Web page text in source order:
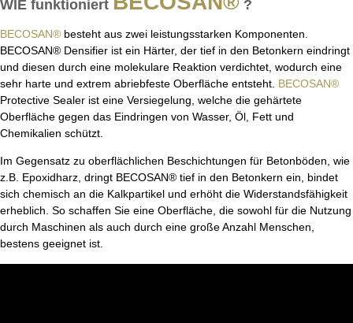
WIE funktioniert ?
BECOSAN® besteht aus zwei leistungsstarken Komponenten.
BECOSAN® Densifier ist ein Härter, der tief in den Betonkern eindringt
und diesen durch eine molekulare Reaktion verdichtet, wodurch eine
sehr harte und extrem abriebfeste Oberfläche entsteht. BECOSAN®
Protective Sealer ist eine Versiegelung, welche die gehärtete
Oberfläche gegen das Eindringen von Wasser, Öl, Fett und
Chemikalien schützt.
Im Gegensatz zu oberflächlichen Beschichtungen für Betonböden, wie
z.B. Epoxidharz, dringt BECOSAN® tief in den Betonkern ein, bindet
sich chemisch an die Kalkpartikel und erhöht die Widerstandsfähigkeit
erheblich. So schaffen Sie eine Oberfläche, die sowohl für die Nutzung
durch Maschinen als auch durch eine große Anzahl Menschen,
bestens geeignet ist.